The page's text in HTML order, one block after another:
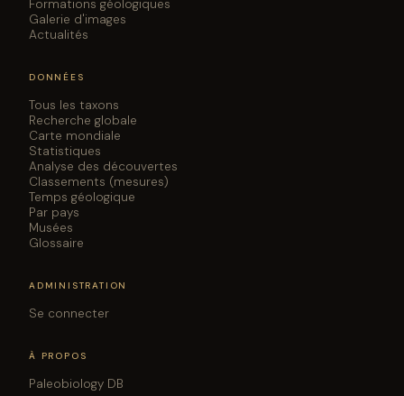
Formations géologiques
Galerie d'images
Actualités
DONNÉES
Tous les taxons
Recherche globale
Carte mondiale
Statistiques
Analyse des découvertes
Classements (mesures)
Temps géologique
Par pays
Musées
Glossaire
ADMINISTRATION
Se connecter
À PROPOS
Paleobiology DB